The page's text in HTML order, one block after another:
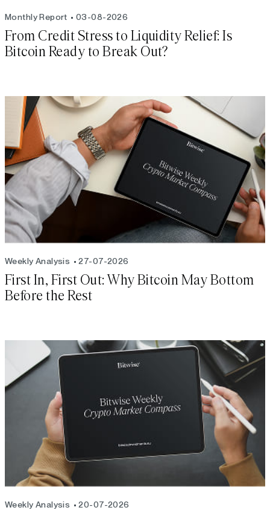
Monthly Report 03-08-2026
From Credit Stress to Liquidity Relief: Is
Bitcoin Ready to Break Out?
Weekly Analysis 27-07-2026
First In, First Out: Why Bitcoin May Bottom
Before the Rest
Weekly Analysis 20-07-2026